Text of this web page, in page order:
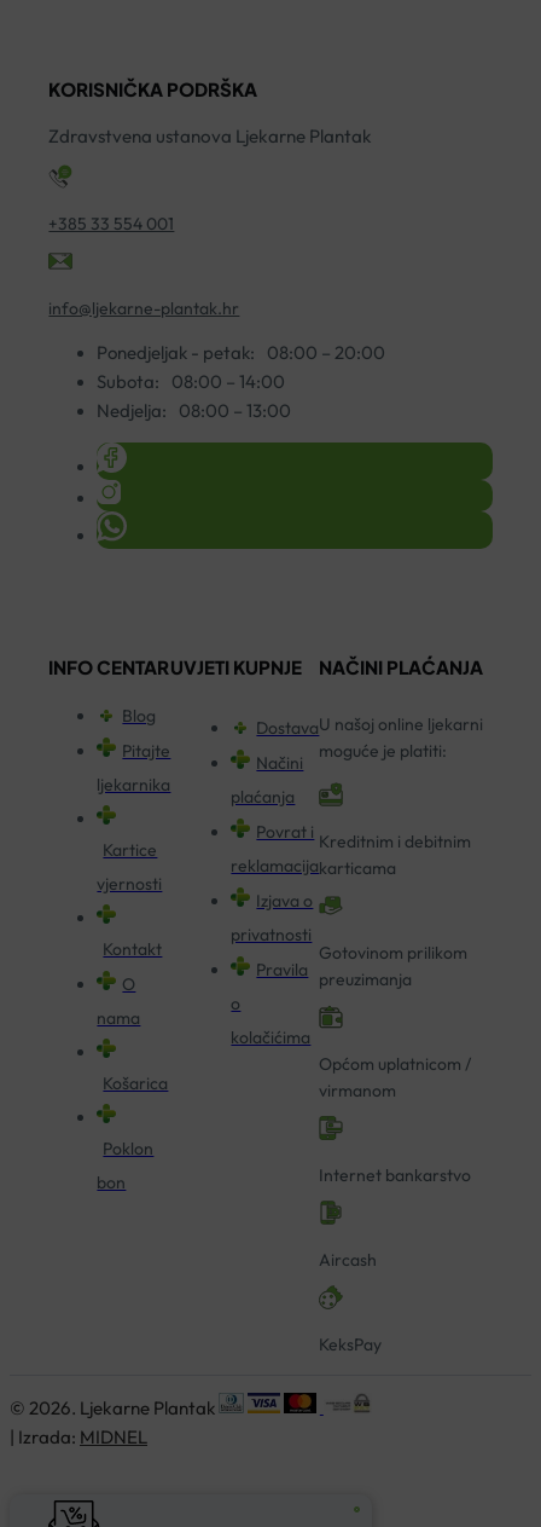
KORISNIČKA PODRŠKA
Zdravstvena ustanova Ljekarne Plantak
+385 33 554 001
info@ljekarne-plantak.hr
Ponedjeljak - petak:
08:00 – 20:00
Subota:
08:00 – 14:00
Nedjelja:
08:00 – 13:00
INFO CENTAR
Blog
Pitajte
ljekarnika
Kartice
vjernosti
Kontakt
O
nama
Košarica
Poklon
bon
UVJETI KUPNJE
Dostava
Načini
plaćanja
Povrat i
reklamacija
Izjava o
privatnosti
Pravila
o
kolačićima
NAČINI PLAĆANJA
U našoj online ljekarni
moguće je platiti:
Kreditnim i debitnim
karticama
Gotovinom prilikom
preuzimanja
Općom uplatnicom /
virmanom
Internet bankarstvo
Aircash
KeksPay
© 2026. Ljekarne Plantak
| Izrada: MIDNEL